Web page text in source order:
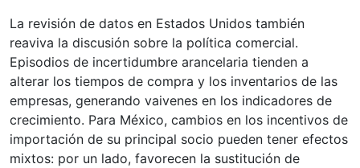
La revisión de datos en Estados Unidos también
reaviva la discusión sobre la política comercial.
Episodios de incertidumbre arancelaria tienden a
alterar los tiempos de compra y los inventarios de las
empresas, generando vaivenes en los indicadores de
crecimiento. Para México, cambios en los incentivos de
importación de su principal socio pueden tener efectos
mixtos: por un lado, favorecen la sustitución de